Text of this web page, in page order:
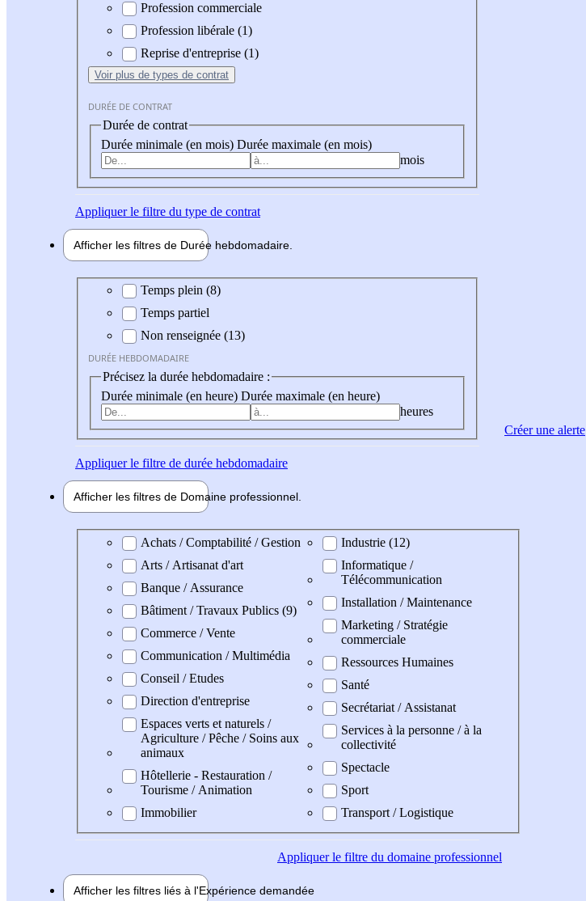
Profession commerciale
Profession libérale (1)
Reprise d'entreprise (1)
Voir plus de types de contrat
DURÉE DE CONTRAT
Durée de contrat
Durée minimale (en mois) Durée maximale (en mois)
mois
Appliquerle filtre du type de contrat
Afficher les filtres de Durée hebdomadaire
Durée hebdomadaire
Temps plein (8)
Temps partiel
Non renseignée (13)
DURÉE HEBDOMADAIRE
Précisez la durée hebdomadaire :
Durée minimale (en heure) Durée maximale (en heure)
heures
Appliquerle filtre de durée hebdomadaire
Afficher les filtres de Domaine professionnel
Domaine professionel
Achats / Comptabilité / Gestion
Arts / Artisanat d'art
Banque / Assurance
Bâtiment / Travaux Publics (9)
Commerce / Vente
Communication / Multimédia
Conseil / Etudes
Direction d'entreprise
Espaces verts et naturels /
Agriculture / Pêche / Soins aux
animaux
Hôtellerie - Restauration /
Tourisme / Animation
Immobilier
Industrie (12)
Informatique /
Télécommunication
Installation / Maintenance
Marketing / Stratégie
commerciale
Ressources Humaines
Santé
Secrétariat / Assistanat
Services à la personne / à la
collectivité
Spectacle
Sport
Transport / Logistique
Appliquerle filtre du domaine professionnel
Afficher les filtres liés à l'Expérience demandée
Créer une alerte